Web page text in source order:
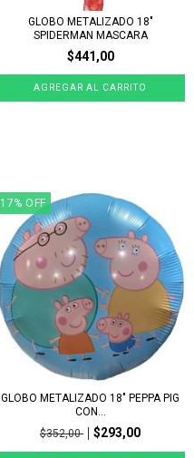
GLOBO METALIZADO 18"
SPIDERMAN MASCARA
$441,00
17% OFF
GLOBO METALIZADO 18" PEPPA PIG
CON...
$352,00
$293,00